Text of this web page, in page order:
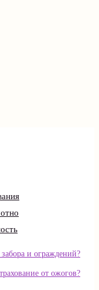
забора и ограждений?
от ожогов?